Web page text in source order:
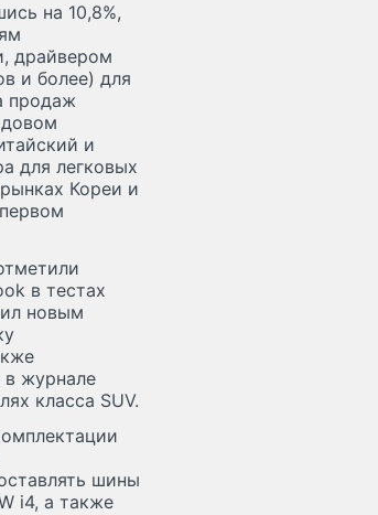
на 10,8%,
драйвером
и более) для
продаж
и
для легковых
Кореи и
в тестах
новым
в журнале
класса SUV.
шины
i4, а также